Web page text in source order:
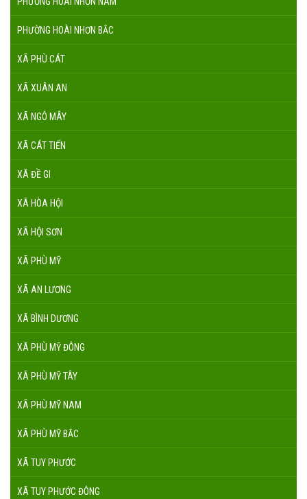
PHƯỜNG HOÀI NHƠN BẮC
XÃ PHÙ CÁT
XÃ XUÂN AN
XÃ NGÔ MÂY
XÃ CÁT TIẾN
XÃ ĐỀ GI
XÃ HÒA HỘI
XÃ HỘI SƠN
XÃ PHÙ MỸ
XÃ AN LƯƠNG
XÃ BÌNH DƯƠNG
XÃ PHÙ MỸ ĐÔNG
XÃ PHÙ MỸ TÂY
XÃ PHÙ MỸ NAM
XÃ PHÙ MỸ BẮC
XÃ TUY PHƯỚC
XÃ TUY PHƯỚC ĐÔNG